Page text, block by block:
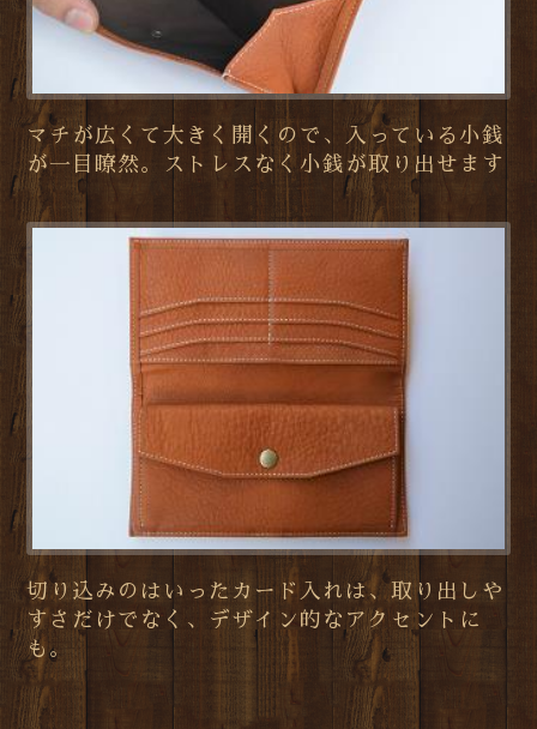
マチが広くて大きく開くので、入っている小銭
が一目瞭然。ストレスなく小銭が取り出せます
切り込みのはいったカード入れは、取り出しや
すさだけでなく、デザイン的なアクセントに
も。